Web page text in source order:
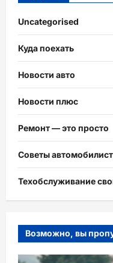
Uncategorised
Куда поехать
Новости авто
Новости плюс
Ремонт — это просто
Советы
Техобслуживание
Возможно, вы